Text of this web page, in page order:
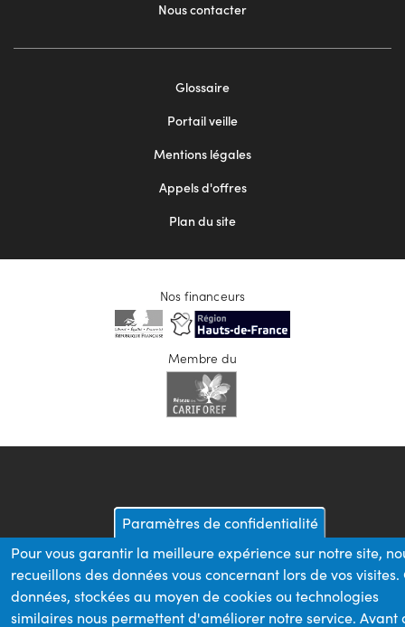
Nous contacter
Glossaire
Portail veille
Mentions légales
Appels d'offres
Plan du site
Nos financeurs
Membre du
Paramètres de confidentialité
Pour vous garantir la meilleure expérience sur notre site,
recueillons des données vous concernant lors de vos visites.
données, stockées au moyen de cookies ou technologies
similaires nous permettent d'améliorer notre service. Avant